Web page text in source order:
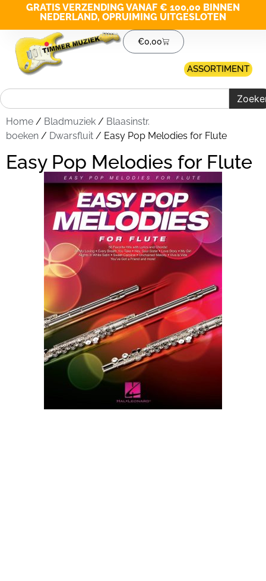
GRATIS VERZENDING VANAF € 100,00 BINNEN
NEDERLAND, OPRUIMING UITGESLOTEN
€0,00
ASSORTIMENT
Home / Bladmuziek / Blaasinstr.
boeken / Dwarsfluit / Easy Pop Melodies for Flute
Easy Pop Melodies for Flute